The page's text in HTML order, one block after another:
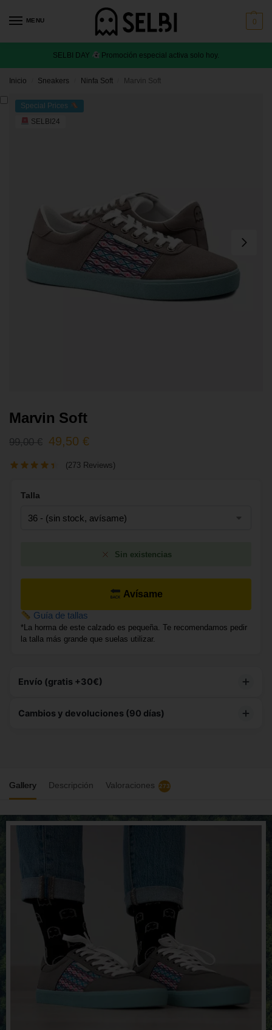
MENU 0
SELBI DAY Promoción especial activa solo hoy.
Inicio Sneakers Ninfa Soft Marvin Soft
Special Prices
SELBI24
Marvin Soft
99,00€ 49,50 €
(273 Reviews)
Talla
Sin existencias
Avísame
Guía de tallas
*La horma de este calzado es pequeña. Te recomendamos pedir
la talla más grande que suelas utilizar.
Envío (gratis +30€)
Cambios y devoluciones (90 días)
CAMBIOS GRATIS
Gallery Descripción Valoraciones 273